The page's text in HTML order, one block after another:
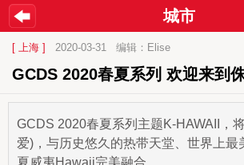
城市
[ 上海 ] 2020-03-31 编辑：Elise
GCDS 2020春夏系列 欢迎来到
GCDS 2020春夏系列主题K-HAWAII，
爱)，与历史悠久的热带天堂、世界上最
夏威夷Hawaii完美融合